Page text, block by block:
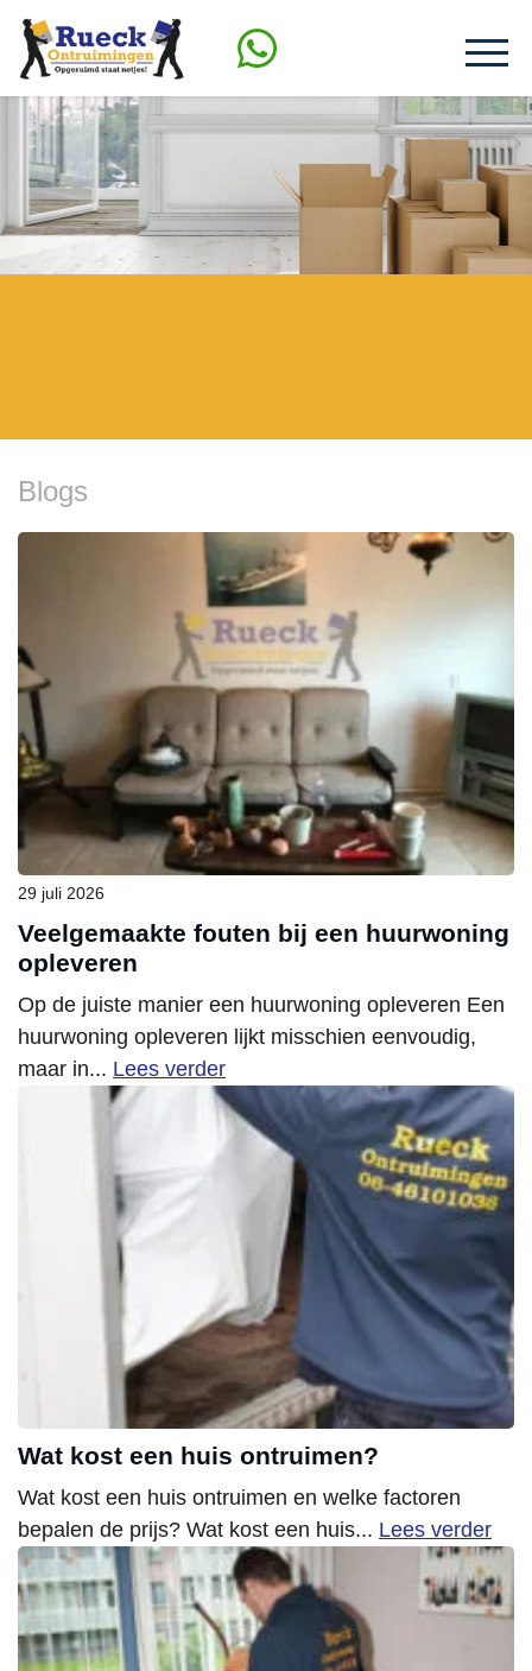
Blogs
29 juli 2026
Veelgemaakte fouten bij een huurwoning
opleveren
Op de juiste manier een huurwoning opleveren Een
huurwoning opleveren lijkt misschien eenvoudig,
maar in... Lees verder
Wat kost een huis ontruimen?
Wat kost een huis ontruimen en welke factoren
bepalen de prijs? Wat kost een huis... Lees verder